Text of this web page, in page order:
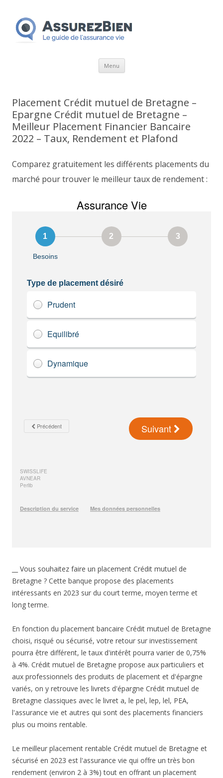
Menu Aller
Placement Crédit mutuel de Bretagne –
Epargne Crédit mutuel de Bretagne –
Meilleur Placement Financier Bancaire
2022 – Taux, Rendement et Plafond
Comparez gratuitement les différents placements du
marché pour trouver le meilleur taux de rendement :
__ Vous souhaitez faire un placement Crédit mutuel de
Bretagne ? Cette banque propose des placements
intéressants en 2023 sur du court terme, moyen terme et
long terme.
En fonction du placement bancaire Crédit mutuel de Bretagne
choisi, risqué ou sécurisé, votre retour sur investissement
pourra être différent, le taux d'intérêt pourra varier de 0,75%
à 4%. Crédit mutuel de Bretagne propose aux particuliers et
aux professionnels des produits de placement et d'épargne
variés, on y retrouve les livrets d'épargne Crédit mutuel de
Bretagne classiques avec le livret a, le pel, lep, lel, PEA,
l'assurance vie et autres qui sont des placements financiers
plus ou moins rentable.
Le meilleur placement rentable Crédit mutuel de Bretagne et
sécurisé en 2023 est l'assurance vie qui offre un très bon
rendement (environ 2 à 3%) tout en offrant un placement